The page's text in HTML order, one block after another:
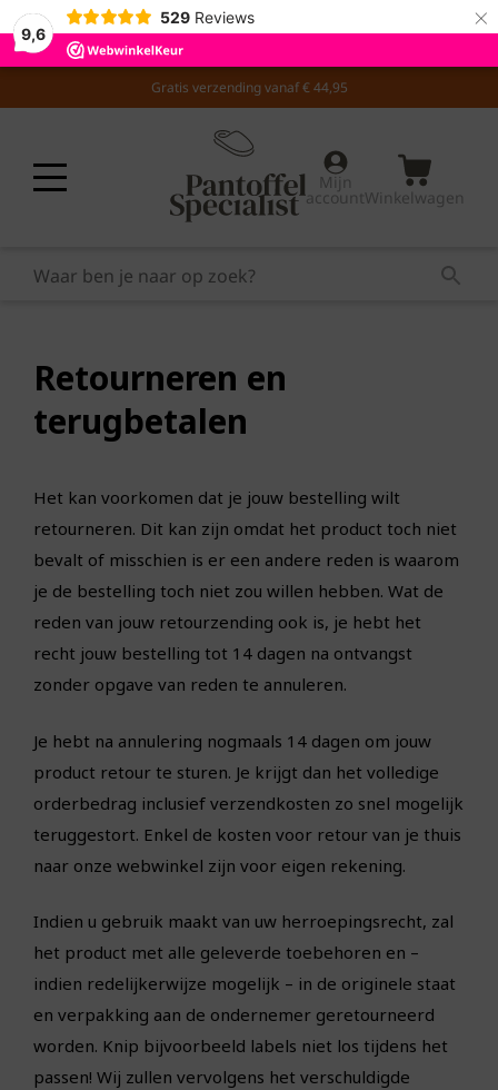
9,6
529 Reviews ×
Gratis verzending vanaf € 44,95
Mijn
account Winkelwagen
Retourneren en
terugbetalen
Het kan voorkomen dat je jouw bestelling wilt
retourneren. Dit kan zijn omdat het product toch niet
bevalt of misschien is er een andere reden is waarom
je de bestelling toch niet zou willen hebben. Wat de
reden van jouw retourzending ook is, je hebt het
recht jouw bestelling tot 14 dagen na ontvangst
zonder opgave van reden te annuleren.
Je hebt na annulering nogmaals 14 dagen om jouw
product retour te sturen. Je krijgt dan het volledige
orderbedrag inclusief verzendkosten zo snel mogelijk
teruggestort. Enkel de kosten voor retour van je thuis
naar onze webwinkel zijn voor eigen rekening.
Indien u gebruik maakt van uw herroepingsrecht, zal
het product met alle geleverde toebehoren en –
indien redelijkerwijze mogelijk – in de originele staat
en verpakking aan de ondernemer geretourneerd
worden. Knip bijvoorbeeld labels niet los tijdens het
passen! Wij zullen vervolgens het verschuldigde